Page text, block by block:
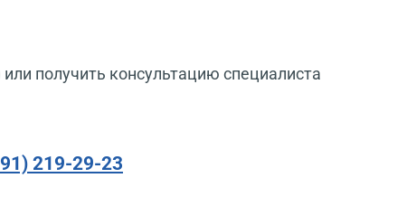
получить консультацию специалиста
219-29-23